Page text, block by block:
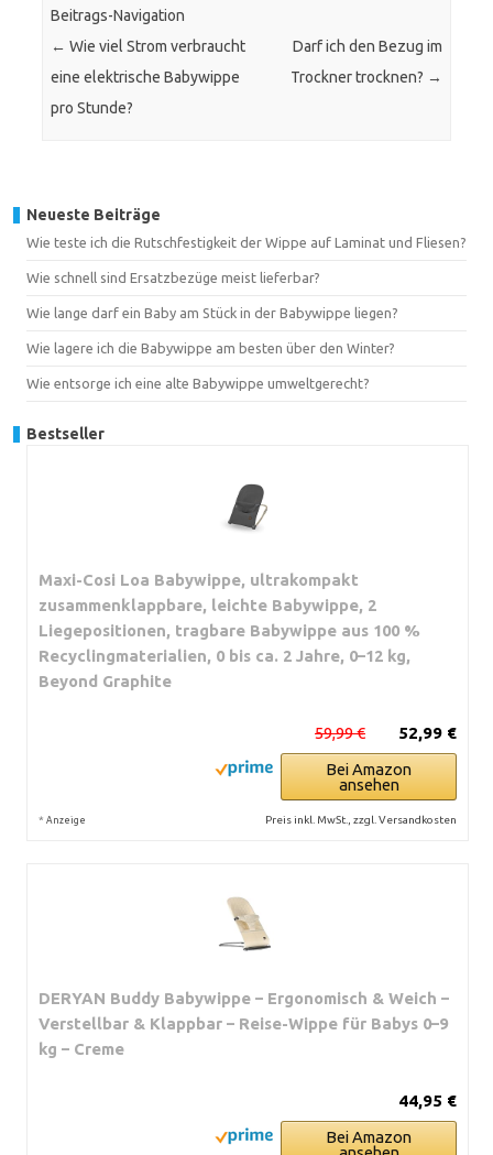
Beitrags-Navigation
← Wie viel Strom verbraucht
eine elektrische Babywippe
pro Stunde?
Darf ich den Bezug im
Trockner trocknen? →
Neueste Beiträge
Wie teste ich die Rutschfestigkeit der Wippe auf Laminat und Fliesen?
Wie schnell sind Ersatzbezüge meist lieferbar?
Wie lange darf ein Baby am Stück in der Babywippe liegen?
Wie lagere ich die Babywippe am besten über den Winter?
Wie entsorge ich eine alte Babywippe umweltgerecht?
Bestseller
Maxi-Cosi Loa Babywippe, ultrakompakt
zusammenklappbare, leichte Babywippe, 2
Liegepositionen, tragbare Babywippe aus 100 %
Recyclingmaterialien, 0 bis ca. 2 Jahre, 0–12 kg,
Beyond Graphite
52,99 €
59,99 €
Bei Amazon
ansehen
* Anzeige Preis inkl. MwSt., zzgl. Versandkosten
DERYAN Buddy Babywippe – Ergonomisch & Weich –
Verstellbar & Klappbar – Reise-Wippe für Babys 0–9
kg – Creme
44,95 €
Bei Amazon